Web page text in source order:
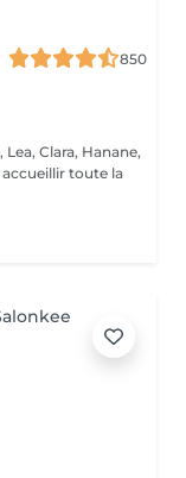
850
Clara, Hanane,
toute la